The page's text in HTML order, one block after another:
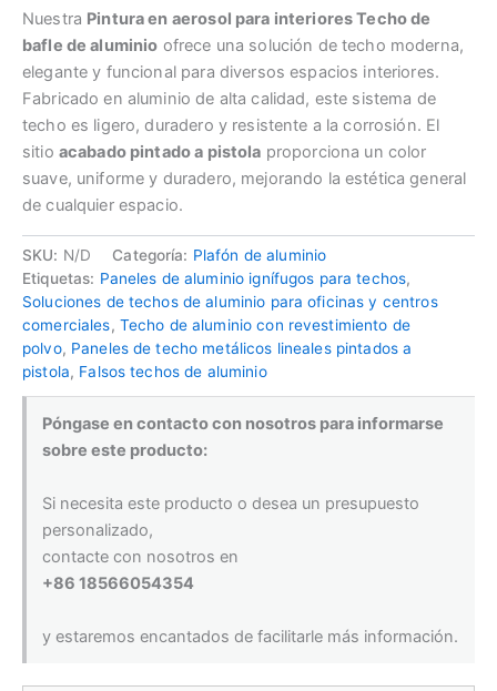
Nuestra Pintura en aerosol para interiores Techo de
bafle de aluminio ofrece una solución de techo moderna,
elegante y funcional para diversos espacios interiores.
Fabricado en aluminio de alta calidad, este sistema de
techo es ligero, duradero y resistente a la corrosión. El
sitio acabado pintado a pistola proporciona un color
suave, uniforme y duradero, mejorando la estética general
de cualquier espacio.
SKU: N/D Categoría: Plafón de aluminio
Etiquetas: Paneles de aluminio ignífugos para techos,
Soluciones de techos de aluminio para oficinas y centros
comerciales, Techo de aluminio con revestimiento de
polvo, Paneles de techo metálicos lineales pintados a
pistola, Falsos techos de aluminio
Póngase en contacto con nosotros para informarse
sobre este producto:
Si necesita este producto o desea un presupuesto
personalizado,
contacte con nosotros en
+86 18566054354
y estaremos encantados de facilitarle más información.